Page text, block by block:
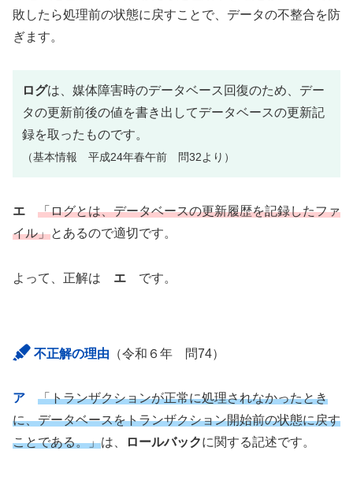
敗したら処理前の状態に戻すことで、データの不整合を防
ぎます。
ログは、媒体障害時のデータベース回復のため、デー
タの更新前後の値を書き出してデータベースの更新記
録を取ったものです。
（基本情報 平成24年春午前 問32より）
エ
「ログとは、データベースの更新履歴を記録したファ
イル」とあるので適切です。
よって、正解は エ です。
不正解の理由 （令和６年 問74）
ア
「トランザクションが正常に処理されなかったとき
に、データベースをトランザクション開始前の状態に戻す
ことである。」は、 ロールバックに関する記述です。